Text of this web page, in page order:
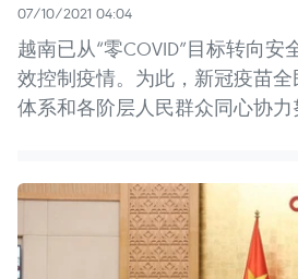
07/10/2021 04:04
越南已从“零COVID”目标转向
效控制疫情。为此，新冠疫苗
体系和各阶层人民群众同心协力